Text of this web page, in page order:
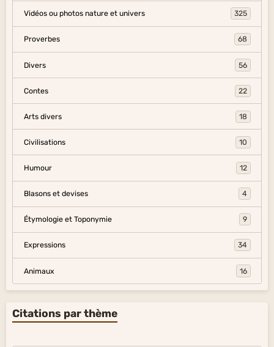
Vidéos ou photos nature et univers 325
Proverbes 68
Divers 56
Contes 22
Arts divers 18
Civilisations 10
Humour 12
Blasons et devises 4
Étymologie et Toponymie 9
Expressions 34
Animaux 16
Citations par thème